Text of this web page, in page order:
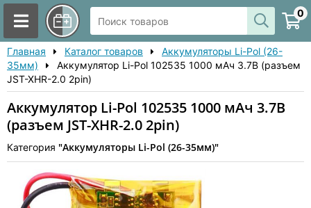
0
Главная Каталог товаров
Аккумуляторы Li-Pol (26-
35мм)
Аккумулятор Li-Pol 102535 1000 мАч 3.7В (разъем
JST-XHR-2.0 2pin)
Аккумулятор Li-Pol 102535 1000 мАч 3.7В
(разъем JST-XHR-2.0 2pin)
Категория "Аккумуляторы Li-Pol (26-35мм)"